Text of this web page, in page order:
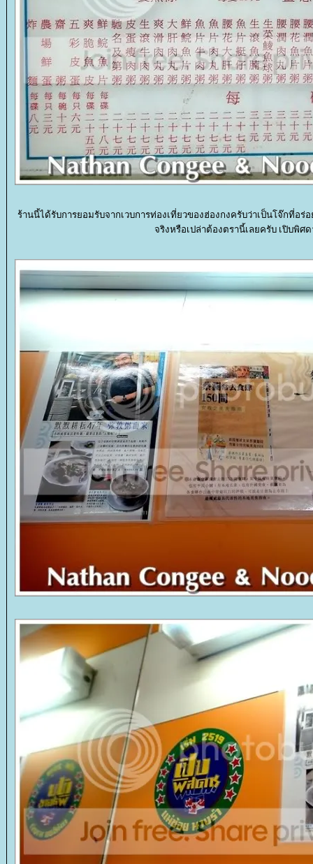
ร้านนี้ได้รับการยอมรับจากเวบการท่องเที่ยวของฮ่องกงครับว่าเป็นโจ๊กที่อ
จริงหรือเปล่าต้องตรานี้เลยครับ เปิบพิศด